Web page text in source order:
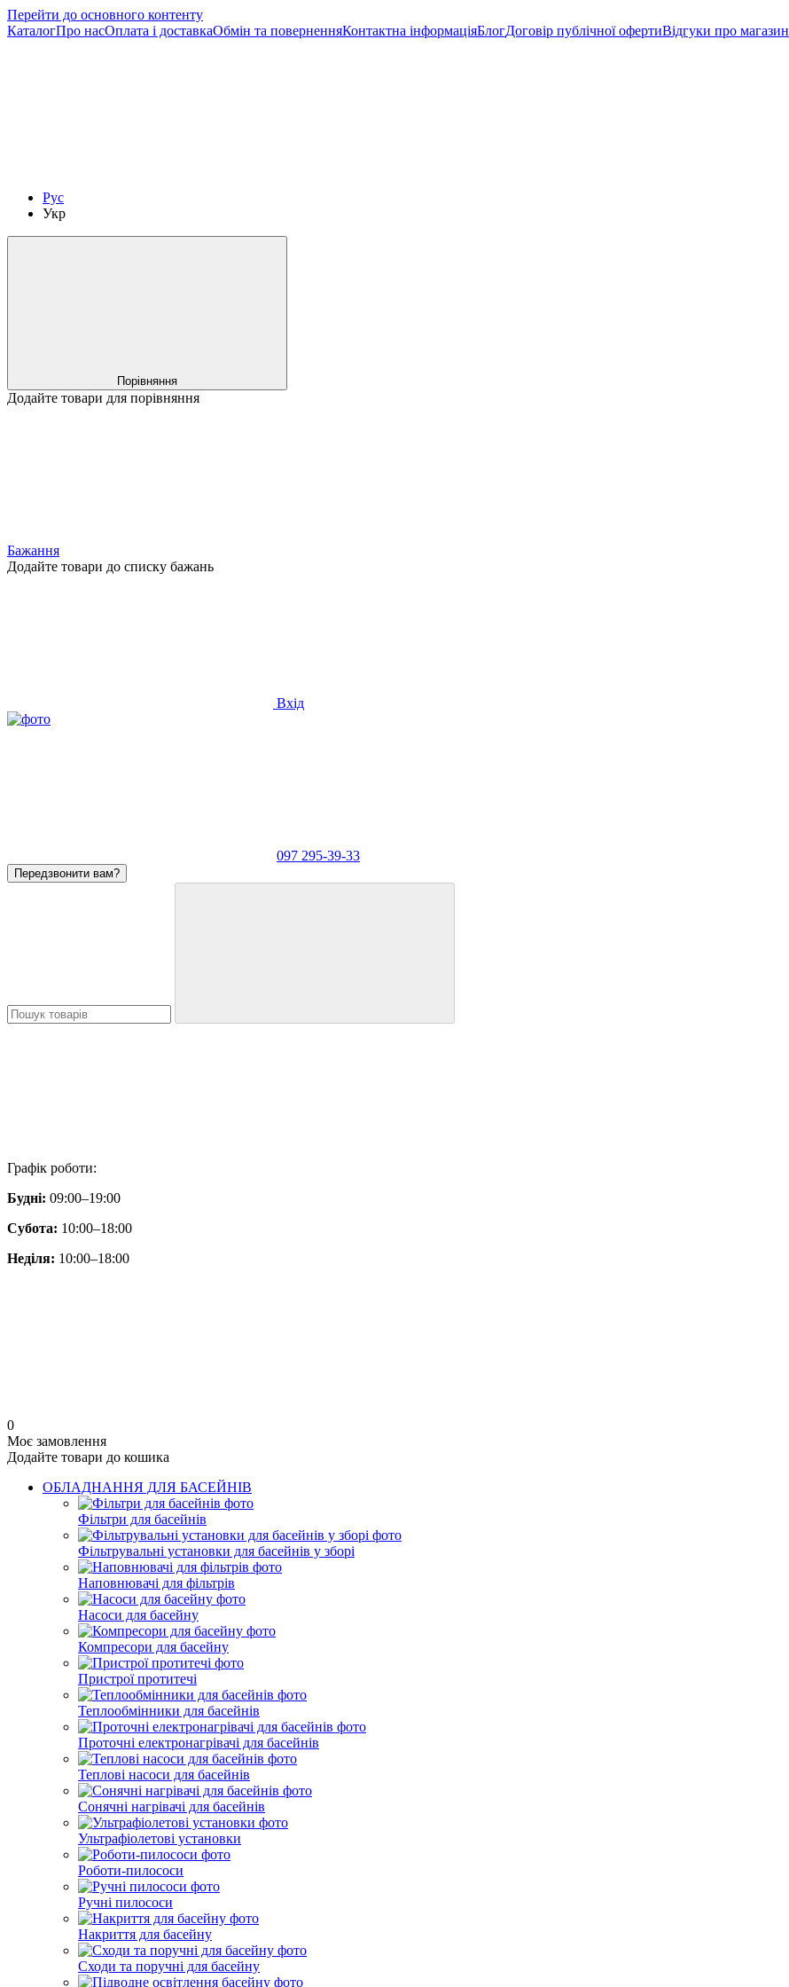
Перейти до основного контенту
КаталогПро насОплата і доставкаОбмін та поверненняКонтактна інформаціяБлогДоговір публічної офертиВідгуки про магазин
Рус
Укр
Порівняння
Додайте товари для порівняння
Бажання
Додайте товари до списку бажань
Вхід
097 295-39-33
Передзвонити вам?
Графік роботи:
Будні: 09:00–19:00
Субота: 10:00–18:00
Неділя: 10:00–18:00
0
Моє замовлення
Додайте товари до кошика
ОБЛАДНАННЯ ДЛЯ БАСЕЙНІВ
Фільтри для басейнів
Фільтрувальні установки для басейнів у зборі
Наповнювачі для фільтрів
Насоси для басейну
Компресори для басейну
Пристрої протитечі
Теплообмінники для басейнів
Проточні електронагрівачі для басейнів
Теплові насоси для басейнів
Сонячні нагрівачі для басейнів
Ультрафіолетові установки
Роботи-пилососи
Ручні пилососи
Накриття для басейну
Сходи та поручні для басейну